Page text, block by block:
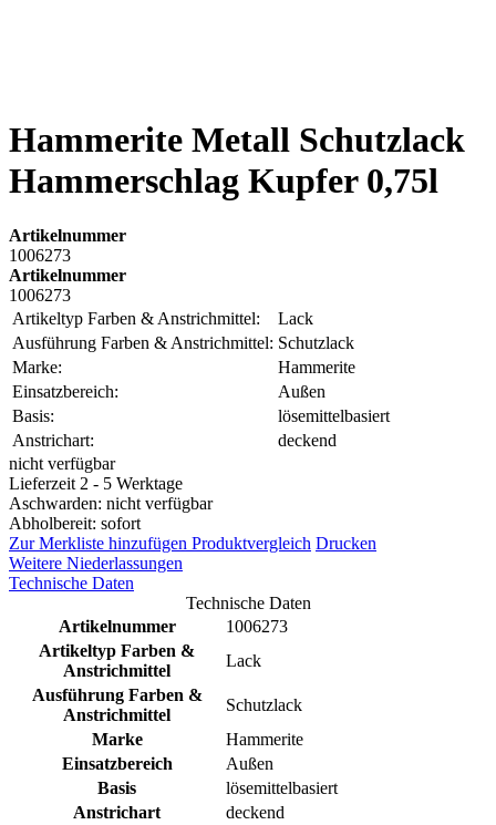
Hammerite Metall Schutzlack
Hammerschlag Kupfer 0,75l
Artikelnummer
1006273
Artikelnummer
1006273
Artikeltyp Farben & Anstrichmittel:
Lack
Ausführung Farben & Anstrichmittel: Schutzlack
Marke:
Hammerite
Einsatzbereich:
Außen
Basis:
lösemittelbasiert
Anstrichart:
deckend
nicht verfügbar
Lieferzeit 2 - 5 Werktage
Aschwarden: nicht verfügbar
Abholbereit: sofort
Zur Merkliste hinzufügen Produktvergleich Drucken
Weitere Niederlassungen
Technische Daten
Technische Daten
Artikelnummer
1006273
Artikeltyp Farben &
Anstrichmittel
Lack
Ausführung Farben &
Anstrichmittel
Schutzlack
Marke
Hammerite
Einsatzbereich
Außen
Basis
lösemittelbasiert
Anstrichart
deckend